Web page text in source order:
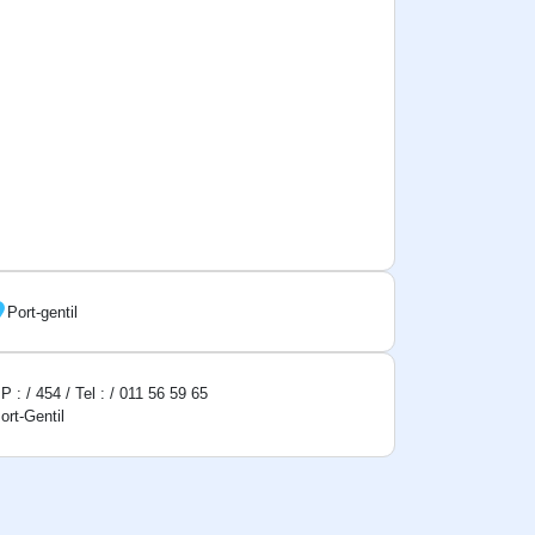
Port-gentil
: / 454 / Tel : / 011 56 59 65
Gentil